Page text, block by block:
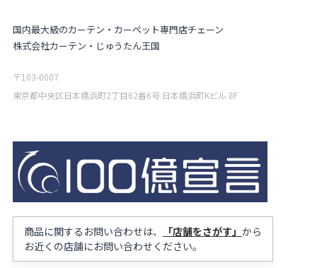
国内最大級のカーテン・カーペット専門店チェーン
株式会社カーテン・じゅうたん王国
〒103-0007
東京都中央区日本橋浜町2丁目62番6号 日本橋浜町Kビル 8F
商品に関するお問い合わせは、 「店舗をさがす」 から
お近くの店舗にお問い合わせください。